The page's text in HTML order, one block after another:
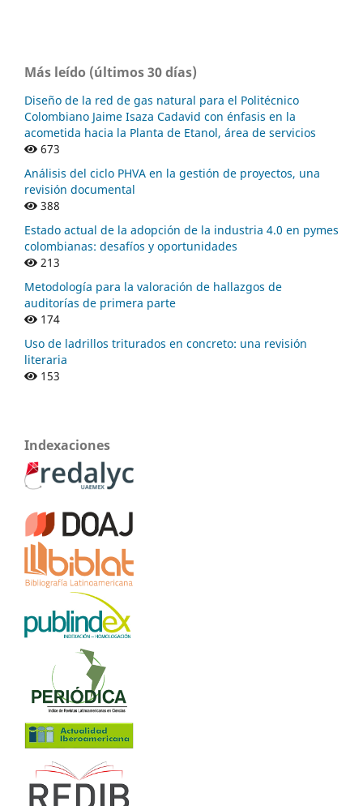
Más leído (últimos 30 días)
Diseño de la red de gas natural para el Politécnico
Colombiano Jaime Isaza Cadavid con énfasis en la
acometida hacia la Planta de Etanol, área de servicios
673
Análisis del ciclo PHVA en la gestión de proyectos, una
revisión documental
388
Estado actual de la adopción de la industria 4.0 en pymes
colombianas: desafíos y oportunidades
213
Metodología para la valoración de hallazgos de
auditorías de primera parte
174
Uso de ladrillos triturados en concreto: una revisión
literaria
153
Indexaciones